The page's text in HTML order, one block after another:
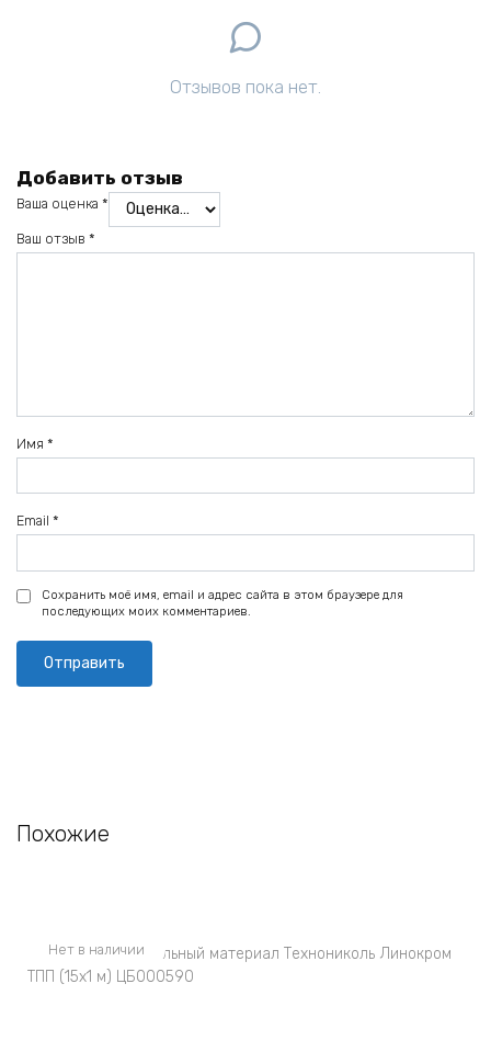
Отзывов пока нет.
Добавить отзыв
Ваша оценка *
Ваш отзыв *
Имя *
Email *
Сохранить моё имя, email и адрес сайта в этом браузере для
последующих моих комментариев.
Похожие
Нет в наличии